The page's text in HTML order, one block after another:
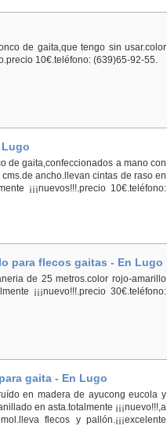
de gaita,que tengo sin usar.color
10€.teléfono: (639)65-92-55.
de gaita,confeccionados a mano con
ancho.llevan cintas de raso en
¡¡¡nuevos!!!.precio 10€.teléfono:
para flecos gaitas - En Lugo
de 25 metros.color rojo-amarillo
¡¡¡nuevo!!!.precio 30€.teléfono:
gaita - En Lugo
en madera de ayucong eucola y
en asta.totalmente ¡¡¡nuevo!!!,a
flecos y pallón.¡¡¡excelente